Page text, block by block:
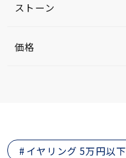
ストーン
価格
イヤリング 5万円以下